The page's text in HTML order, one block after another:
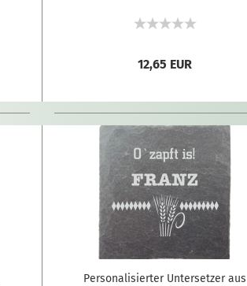
12,65 EUR
Personalisierter Untersetzer aus